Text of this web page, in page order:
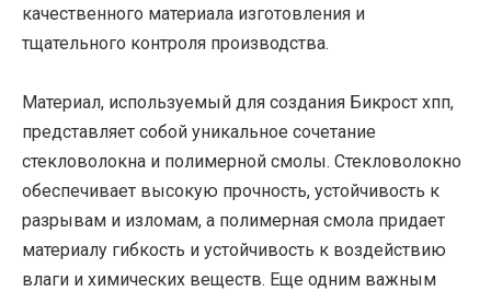
качественного материала изготовления и
тщательного контроля производства.
Материал, используемый для создания Бикрост хпп,
представляет собой уникальное сочетание
стекловолокна и полимерной смолы. Стекловолокно
обеспечивает высокую прочность, устойчивость к
разрывам и изломам, а полимерная смола придает
материалу гибкость и устойчивость к воздействию
влаги и химических веществ. Еще одним важным